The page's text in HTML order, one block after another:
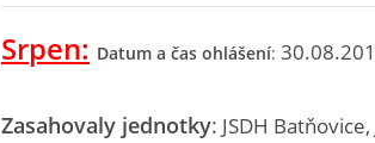
Srpen: Datum a čas ohlášení:
Zasahovaly jednotky: JSDH Batňovice,